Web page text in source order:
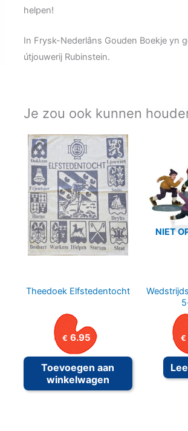
helpen!
In Frysk-Nederlâns Gouden Boekje yn
útjouwerij Rubinstein.
Je zou ook kunnen
Theedoek Elfstedentocht
€ 6.95
Toevoegen aan
winkelwagen
NIET
€